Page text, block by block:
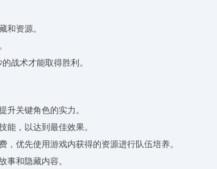
和资源。
战术才能取得胜利。
升关键角色的实力。
能，以达到最佳效果。
优先使用游戏内获得的资源进行队伍培养。
事和隐藏内容。